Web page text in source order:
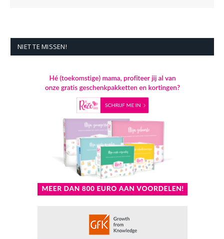
NIET TE MISSEN!